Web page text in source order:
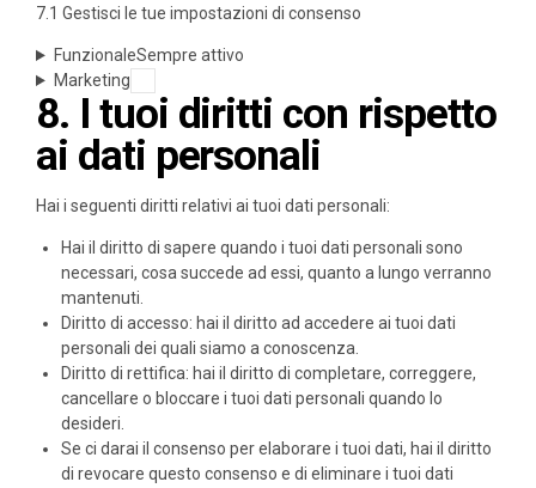
7.1 Gestisci le tue impostazioni di consenso
FunzionaleSempre attivo
Marketing
8. I tuoi diritti con rispetto
ai dati personali
Hai i seguenti diritti relativi ai tuoi dati personali:
Hai il diritto di sapere quando i tuoi dati personali sono
necessari, cosa succede ad essi, quanto a lungo verranno
mantenuti.
Diritto di accesso: hai il diritto ad accedere ai tuoi dati
personali dei quali siamo a conoscenza.
Diritto di rettifica: hai il diritto di completare, correggere,
cancellare o bloccare i tuoi dati personali quando lo
desideri.
Se ci darai il consenso per elaborare i tuoi dati, hai il diritto
di revocare questo consenso e di eliminare i tuoi dati